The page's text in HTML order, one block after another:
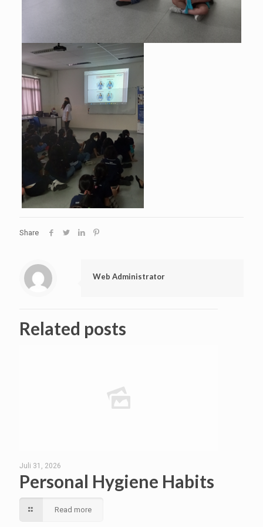
Share
Web Administrator
Related posts
Juli 31, 2026
Personal Hygiene Habits
Read more